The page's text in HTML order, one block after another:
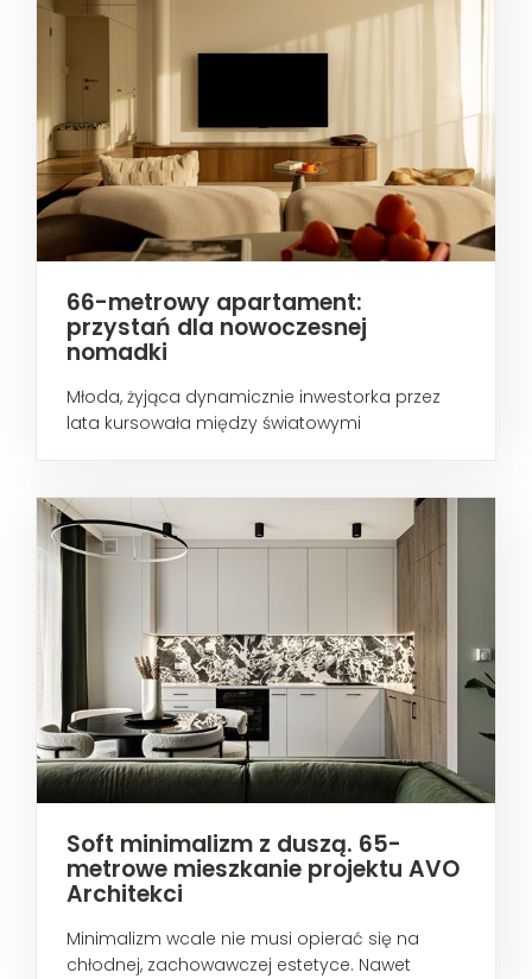
66-metrowy apartament:
przystań dla nowoczesnej
nomadki
Młoda, żyjąca dynamicznie inwestorka przez
lata kursowała między światowymi
Soft minimalizm z duszą. 65-
metrowe mieszkanie projektu AVO
Architekci
Minimalizm wcale nie musi opierać się na
chłodnej, zachowawczej estetyce. Nawet